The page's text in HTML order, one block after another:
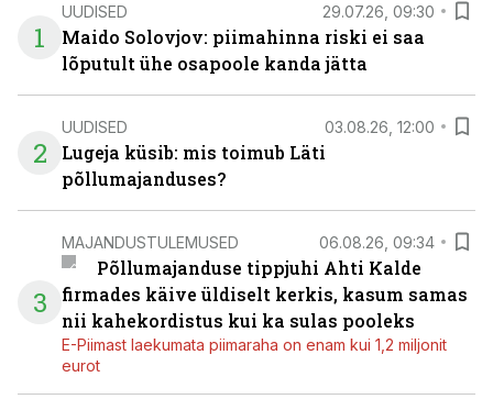
1
UUDISED 29.07.26, 09:30
Maido Solovjov: piimahinna riski ei saa
lõputult ühe osapoole kanda jätta
2
UUDISED 03.08.26, 12:00
Lugeja küsib: mis toimub Läti
põllumajanduses?
3
MAJANDUSTULEMUSED 06.08.26, 09:34
Põllumajanduse tippjuhi Ahti Kalde
firmades käive üldiselt kerkis, kasum samas
nii kahekordistus kui ka sulas pooleks
E-Piimast laekumata piimaraha on enam kui 1,2 miljonit
eurot